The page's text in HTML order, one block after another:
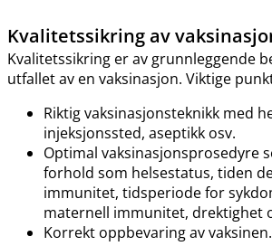
Kvalitetssikring av
Kvalitetssikring er av grunnleggende
utfallet av en vaksinasjon. Viktige
Riktig vaksinasjonsteknikk med
injeksjonssted, aseptikk osv.
Optimal vaksinasjonsprosedyre
forhold som helsestatus, tiden
immunitet, tidsperiode for
maternell immunitet, drektighet
Korrekt oppbevaring av vaksinen.